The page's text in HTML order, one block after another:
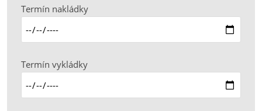
Termín nakládky
Termín vykládky